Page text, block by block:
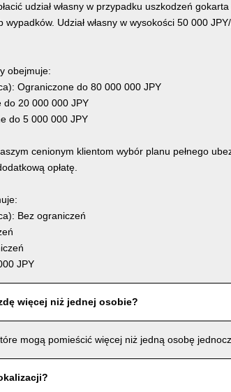
udział własny w przypadku uszkodzeń
Udział własny w wysokości 50 000
obejmuje:
Ograniczone do 80 000 000 JPY
do 20 000 000 JPY
do 5 000 000 JPY
cenionym klientom wybór planu pełnego
opłatę.
Bez ograniczeń
JPY
więcej niż jednej osobie?
mogą pomieścić więcej niż jedną osobę